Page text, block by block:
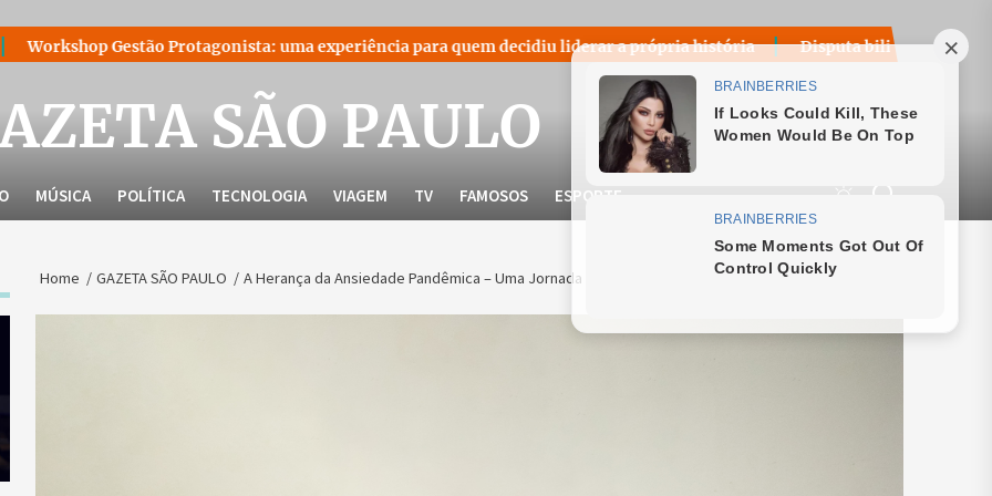
Protagonista: uma experiência para quem decidiu liderar a própria história Disputa bilionária sobre royalties do
SÃO PAULO
MÚSICA POLÍTICA TECNOLOGIA VIAGEM TV FAMOSOS ESPORTE
Home GAZETA SÃO PAULO A Herança da Ansiedade Pandêmica – Uma Jornada de Superação e Reflexão